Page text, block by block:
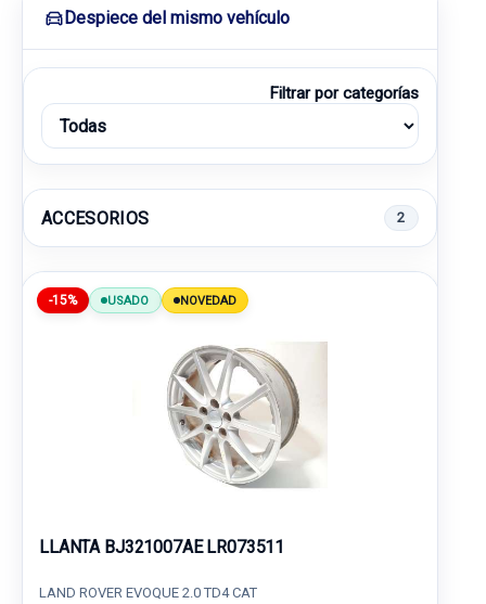
Despiece del mismo vehículo
Filtrar por categorías
ACCESORIOS 2
-15% USADO NOVEDAD
LLANTA BJ321007AE LR073511
LAND ROVER EVOQUE 2.0 TD4 CAT